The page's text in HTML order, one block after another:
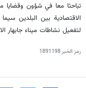
تباحثا معا في شؤون وقضايا
الاقتصادية بين البلدين
لتفعيل نشاطات ميناء جابهار
رمز الخبر1891198